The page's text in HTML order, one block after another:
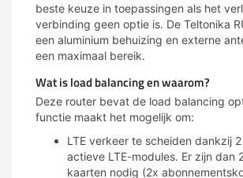
beste keuze in toepassingen als het
verbinding geen optie is. De Teltonika
een aluminium behuizing en externe
een maximaal bereik.
Wat is load balancing en waarom?
Deze router bevat de load balancing
functie maakt het mogelijk om:
LTE verkeer te scheiden dankzij
actieve LTE-modules. Er zijn dan
kaarten nodig (2x